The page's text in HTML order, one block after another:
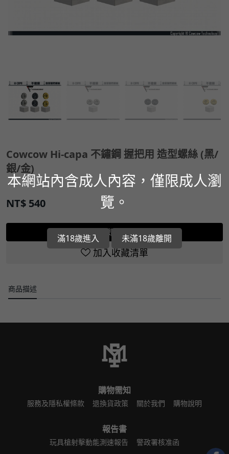
Cowcow Hi-capa 不鏽鋼 握把用 造型螺絲 (黑/
銀/金)
NT$ 540
立即選購
加入收藏清單
商品描述
購物需知
服務及隱私權條款 退換貨政策 關於我們 購物說明
報告書
玩具槍射擊動能測速報告 警政署核准函
本網站內含成人內容，僅限成人瀏
覽。
滿18歲進入 未滿18歲離開